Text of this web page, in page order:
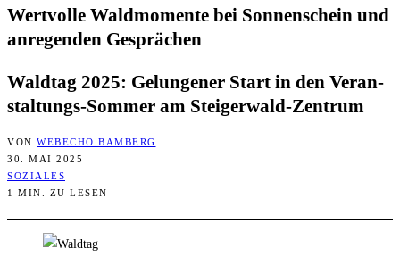
Wert­vol­le Wald­mo­men­te bei Son­nen­schein und
anre­gen­den Gesprächen
Wald­tag 2025: Gelun­ge­ner Start in den Ver­an­
stal­tungs-Som­mer am Steigerwald-Zentrum
VON WEBECHO BAMBERG
30. MAI 2025
SOZIALES
1 MIN. ZU LESEN